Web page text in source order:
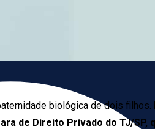
biológica de dois filhos.
de Direito Privado do TJ/SP,